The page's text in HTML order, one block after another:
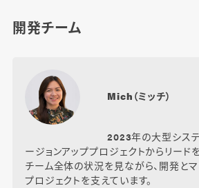
開発チーム
Mich（ミッチ）
2023年の大型シス
ージョンアッププロジェクトからリード
チーム全体の状況を見ながら、開発と
プロジェクトを支えています。